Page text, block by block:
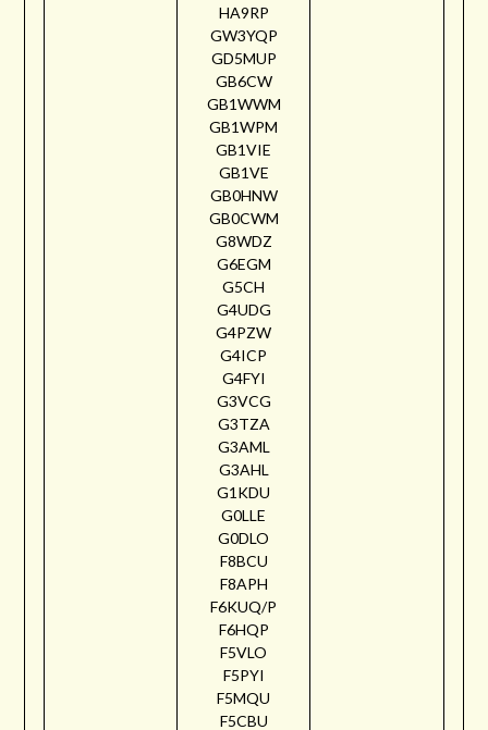
HA9RP
GW3YQP
GD5MUP
GB6CW
GB1WWM
GB1WPM
GB1VIE
GB1VE
GB0HNW
GB0CWM
G8WDZ
G6EGM
G5CH
G4UDG
G4PZW
G4ICP
G4FYI
G3VCG
G3TZA
G3AML
G3AHL
G1KDU
G0LLE
G0DLO
F8BCU
F8APH
F6KUQ/P
F6HQP
F5VLO
F5PYI
F5MQU
F5CBU